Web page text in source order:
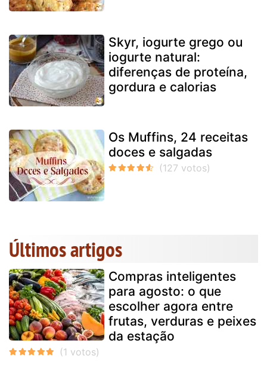
Skyr, iogurte grego ou
iogurte natural:
diferenças de proteína,
gordura e calorias
Os Muffins, 24 receitas
doces e salgadas
Últimos artigos
Compras inteligentes
para agosto: o que
escolher agora entre
frutas, verduras e peixes
da estação